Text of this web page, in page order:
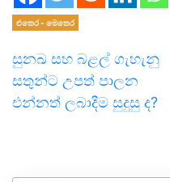
එතෙර - මෙතෙර
සුනඛ සහ බළල් ගැහැනු
සතුන්ට උපත් පාලන
එන්නත් ලබාදීම සුදුසු ද?